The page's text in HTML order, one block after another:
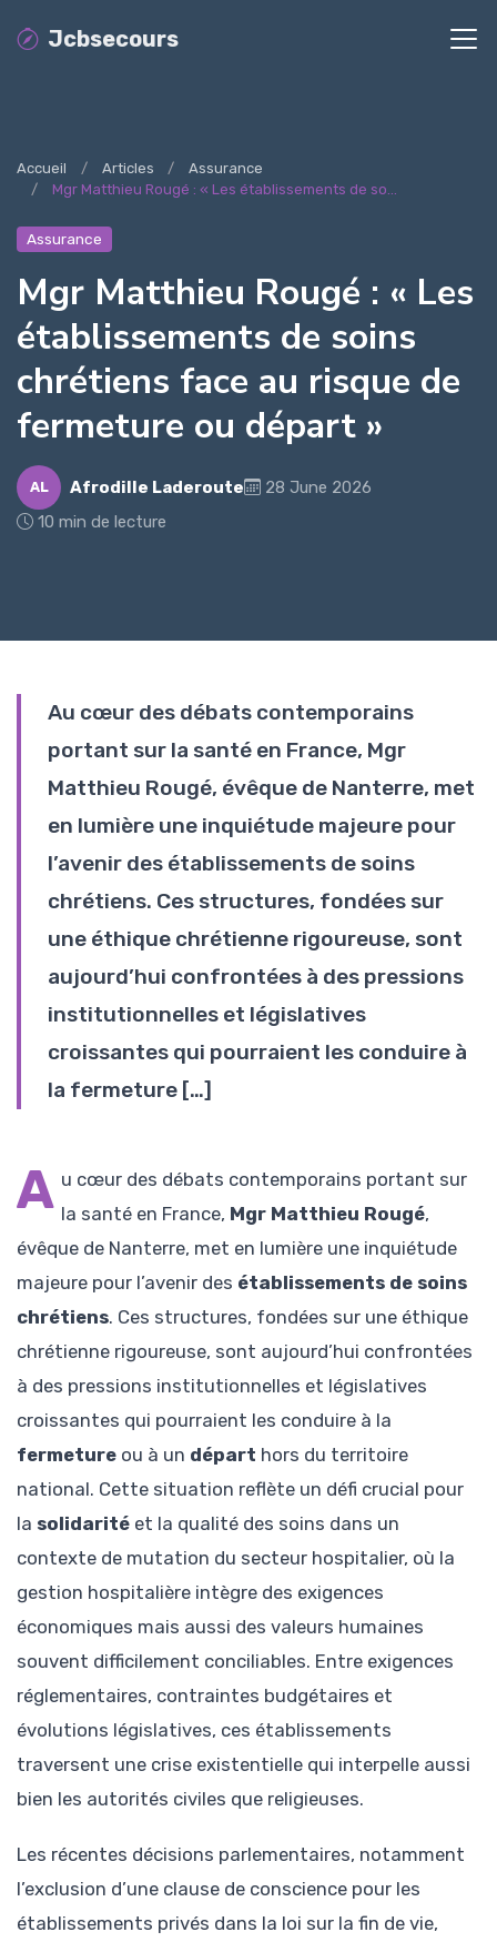
Jcbsecours
Accueil Articles
Assurance
Mgr Matthieu Rougé : « Les établissements de so...
Assurance
Mgr Matthieu Rougé : « Les
établissements de soins
chrétiens face au risque de
fermeture ou départ »
AL Afrodille Laderoute
28 June 2026
10 min de lecture
Au cœur des débats contemporains
portant sur la santé en France, Mgr
Matthieu Rougé, évêque de Nanterre, met
en lumière une inquiétude majeure pour
l’avenir des établissements de soins
chrétiens. Ces structures, fondées sur
une éthique chrétienne rigoureuse, sont
aujourd’hui confrontées à des pressions
institutionnelles et législatives
croissantes qui pourraient les conduire à
la fermeture […]
A u cœur des débats contemporains portant sur
la santé en France, Mgr Matthieu Rougé,
évêque de Nanterre, met en lumière une inquiétude
majeure pour l’avenir des établissements de soins
chrétiens. Ces structures, fondées sur une éthique
chrétienne rigoureuse, sont aujourd’hui confrontées
à des pressions institutionnelles et législatives
croissantes qui pourraient les conduire à la
fermeture ou à un départ hors du territoire
national. Cette situation reflète un défi crucial pour
la solidarité et la qualité des soins dans un
contexte de mutation du secteur hospitalier, où la
gestion hospitalière intègre des exigences
économiques mais aussi des valeurs humaines
souvent difficilement conciliables. Entre exigences
réglementaires, contraintes budgétaires et
évolutions législatives, ces établissements
traversent une crise existentielle qui interpelle aussi
bien les autorités civiles que religieuses.
Les récentes décisions parlementaires, notamment
l’exclusion d’une clause de conscience pour les
établissements privés dans la loi sur la fin de vie,